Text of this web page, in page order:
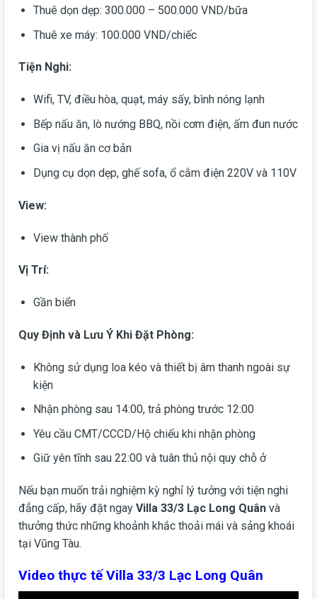
Thuê dọn dẹp: 300.000 – 500.000 VND/bữa
Thuê xe máy: 100.000 VND/chiếc
Tiện Nghi:
Wifi, TV, điều hòa, quạt, máy sấy, bình nóng lạnh
Bếp nấu ăn, lò nướng BBQ, nồi cơm điện, ấm đun nước
Gia vị nấu ăn cơ bản
Dụng cụ dọn dẹp, ghế sofa, ổ cắm điện 220V và 110V
View:
View thành phố
Vị Trí:
Gần biển
Quy Định và Lưu Ý Khi Đặt Phòng:
Không sử dụng loa kéo và thiết bị âm thanh ngoài sự
kiện
Nhận phòng sau 14:00, trả phòng trước 12:00
Yêu cầu CMT/CCCD/Hộ chiếu khi nhận phòng
Giữ yên tĩnh sau 22:00 và tuân thủ nội quy chỗ ở
Nếu bạn muốn trải nghiệm kỳ nghỉ lý tưởng với tiện nghi
đẳng cấp, hãy đặt ngay Villa 33/3 Lạc Long Quân và
thưởng thức những khoảnh khắc thoải mái và sảng khoái
tại Vũng Tàu.
Video thực tế Villa 33/3 Lạc Long Quân